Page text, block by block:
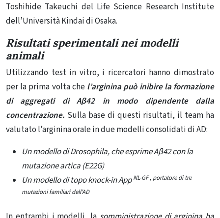
Toshihide Takeuchi del Life Science Research Institute
dell’Università Kindai di Osaka.
Risultati sperimentali nei modelli
animali
Utilizzando test in vitro, i ricercatori hanno dimostrato
per la prima volta chel’arginina può inibire la formazione
di aggregati di Aβ42 in modo dipendente dalla
concentrazione. Sulla base di questi risultati, il team ha
valutato l’arginina orale in due modelli consolidati di AD:
Un modello di Drosophila, che esprime Aβ42 con la
mutazione artica (E22G)
Un modello di topo knock-in AppNL-GF , portatore di tre
mutazioni familiari dell’AD